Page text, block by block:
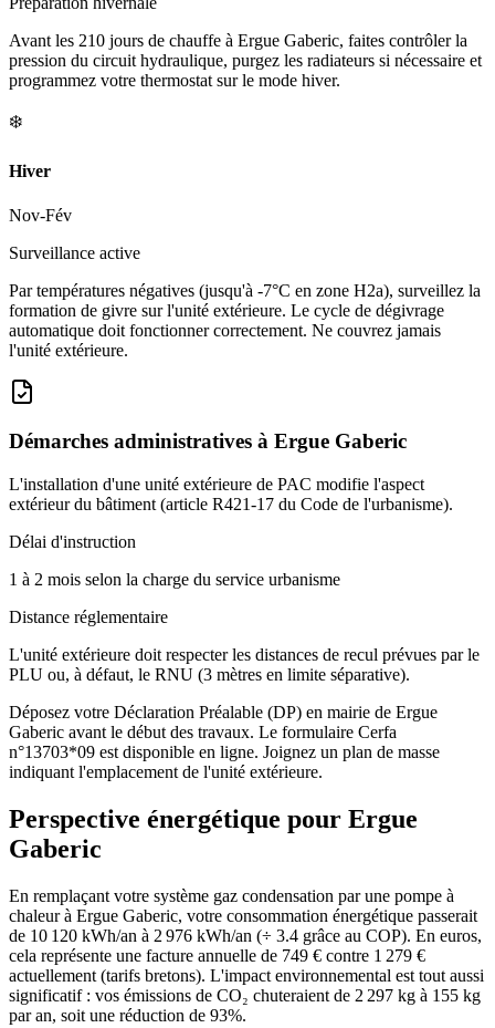
Avant les 210 jours de chauffe à Ergue Gaberic, faites contrôler la
pression du circuit hydraulique, purgez les radiateurs si nécessaire et
programmez votre thermostat sur le mode hiver.
❄️
Hiver
Nov-Fév
Surveillance active
Par températures négatives (jusqu'à -7°C en zone H2a), surveillez la
formation de givre sur l'unité extérieure. Le cycle de dégivrage
automatique doit fonctionner correctement. Ne couvrez jamais
l'unité extérieure.
Démarches administratives à Ergue Gaberic
L'installation d'une unité extérieure de PAC modifie l'aspect
extérieur du bâtiment (article R421-17 du Code de l'urbanisme).
Délai d'instruction
1 à 2 mois selon la charge du service urbanisme
Distance réglementaire
L'unité extérieure doit respecter les distances de recul prévues par le
PLU ou, à défaut, le RNU (3 mètres en limite séparative).
Déposez votre Déclaration Préalable (DP) en mairie de Ergue
Gaberic avant le début des travaux. Le formulaire Cerfa
n°13703*09 est disponible en ligne. Joignez un plan de masse
indiquant l'emplacement de l'unité extérieure.
Perspective énergétique pour Ergue
Gaberic
En remplaçant votre système gaz condensation par une pompe à
chaleur à Ergue Gaberic, votre consommation énergétique passerait
de 10 120 kWh/an à 2 976 kWh/an (÷ 3.4 grâce au COP). En euros,
cela représente une facture annuelle de 749 € contre 1 279 €
actuellement (tarifs bretons). L'impact environnemental est tout aussi
significatif : vos émissions de CO₂ chuteraient de 2 297 kg à 155 kg
par an, soit une réduction de 93%.